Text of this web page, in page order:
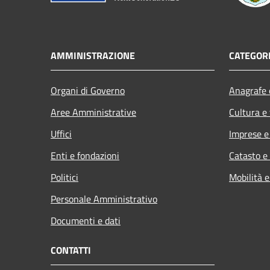
AMMINISTRAZIONE
Organi di Governo
Aree Amministrative
Uffici
Enti e fondazioni
Politici
Personale Amministrativo
Documenti e dati
Cultura
Imprese
Catasto
Mobilità
CONTATTI